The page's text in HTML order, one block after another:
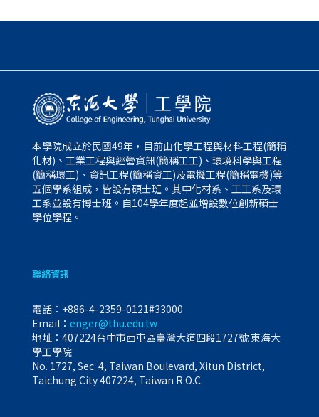
本學院成立於民國49年，目前由化學工程與材料工程(簡稱
化材)、工業工程與經營資訊(簡稱工工)、環境科學與工程
(簡稱環工)、資訊工程(簡稱資工)及電機工程(簡稱電機)等
五個學系組成，皆設有碩士班。其中化材系、工工系及環
工系並設有博士班。自104學年度起並增設數位創新碩士
學位學程。
聯絡資訊
電話： +886-4-2359-0121#33000
Email： enger@thu.edu.tw
地址：407224台中市西屯區臺灣大道四段1727號 東海大
學工學院
No. 1727, Sec. 4, Taiwan Boulevard, Xitun District,
Taichung City 407224, Taiwan R.O.C.